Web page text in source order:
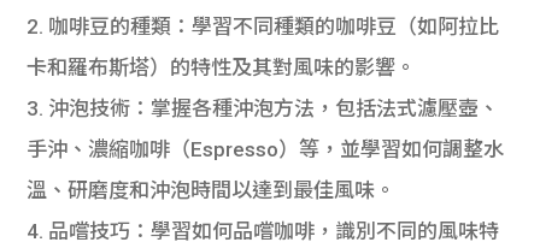
2. 咖啡豆的種類：學習不同種類的咖啡豆（如阿拉比
卡和羅布斯塔）的特性及其對風味的影響。
3. 沖泡技術：掌握各種沖泡方法，包括法式濾壓壺、
手沖、濃縮咖啡（Espresso）等，並學習如何調整水
溫、研磨度和沖泡時間以達到最佳風味。
4. 品嚐技巧：學習如何品嚐咖啡，識別不同的風味特